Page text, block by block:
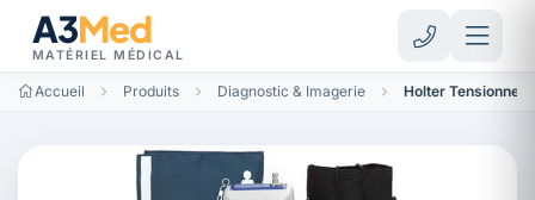
A3Med
MATÉRIEL MÉDICAL
Accueil Produits Diagnostic & Imagerie Holter Tensionnel